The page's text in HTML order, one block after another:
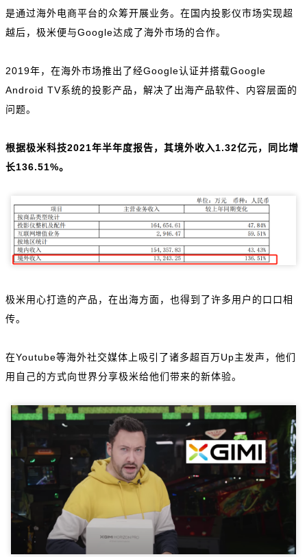
是通过海外电商平台的众筹开展业务。在国内投影仪市场实现超
越后，极米便与Google达成了海外市场的合作。
2019年，在海外市场推出了经Google认证并搭载Google
Android TV系统的投影产品，解决了出海产品软件、内容层面的
问题。
根据极米科技2021年半年度报告，其境外收入1.32亿元，同比增
长136.51%。
极米用心打造的产品，在出海方面，也得到了许多用户的口口相
传。
在Youtube等海外社交媒体上吸引了诸多超百万Up主发声，他们
用自己的方式向世界分享极米给他们带来的新体验。